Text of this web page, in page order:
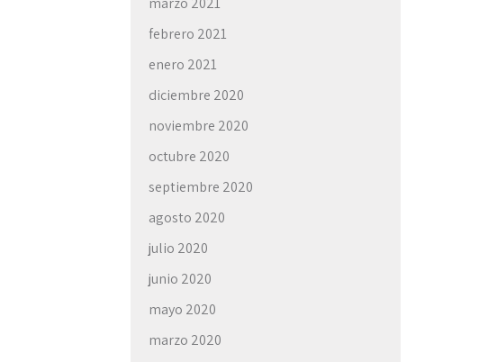
febrero 2021
enero 2021
diciembre 2020
noviembre 2020
octubre 2020
septiembre 2020
agosto 2020
julio 2020
junio 2020
mayo 2020
marzo 2020